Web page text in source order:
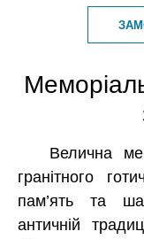
Велична
гранітного
пам’ять та
античній